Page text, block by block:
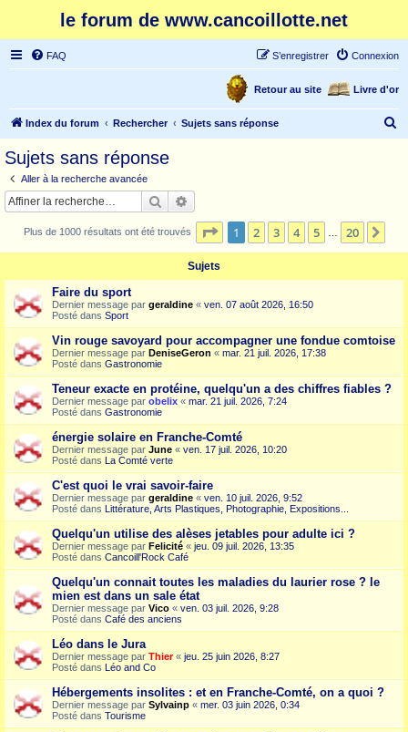
le forum de www.cancoillotte.net
FAQ Connexion
S’enregistrer
Livre d'or
Retour au site
Index du forum Rechercher Sujets sans réponse
c
Sujets sans réponse
Aller à la recherche avancée
Rechercher
Plus de 1000 résultats ont été trouvés Page 1sur20
1 2 3 4 5 20
Sujets
Faire du sport
Dernier message par geraldine « ven. 07 août 2026, 16:50
Posté dans Sport
Vin rouge savoyard pour accompagner une fondue comtoise
Dernier message par DeniseGeron « mar. 21 juil. 2026, 17:38
Posté dans Gastronomie
Teneur exacte en protéine, quelqu'un a des chiffres fiables ?
Dernier message par obelix « mar. 21 juil. 2026, 7:24
Posté dans Gastronomie
énergie solaire en Franche-Comté
Dernier message par June « ven. 17 juil. 2026, 10:20
Posté dans La Comté verte
C'est quoi le vrai savoir-faire
Dernier message par geraldine « ven. 10 juil. 2026, 9:52
Posté dans Littérature, Arts Plastiques, Photographie, Expositions...
Quelqu'un utilise des alèses jetables pour adulte ici ?
Dernier message par Felicité « jeu. 09 juil. 2026, 13:35
Posté dans Cancoill'Rock Café
Quelqu'un connait toutes les maladies du laurier rose ? le
mien est dans un sale état
Dernier message par Vico « ven. 03 juil. 2026, 9:28
Posté dans Café des anciens
Léo dans le Jura
Dernier message par Thier« jeu. 25 juin 2026, 8:27
Posté dans Léo and Co
Hébergements insolites : et en Franche-Comté, on a quoi ?
Dernier message par Sylvainp « mer. 03 juin 2026, 0:34
Posté dans Tourisme